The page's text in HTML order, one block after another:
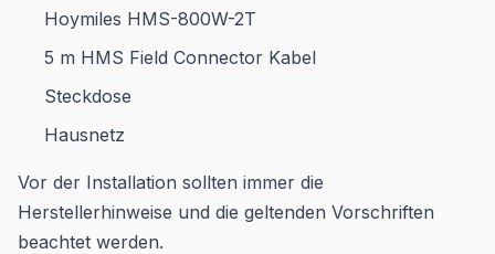
Hoymiles HMS-800W-2T
5 m HMS Field Connector Kabel
Steckdose
Hausnetz
Vor der Installation sollten immer die
Herstellerhinweise und die geltenden Vorschriften
beachtet werden.